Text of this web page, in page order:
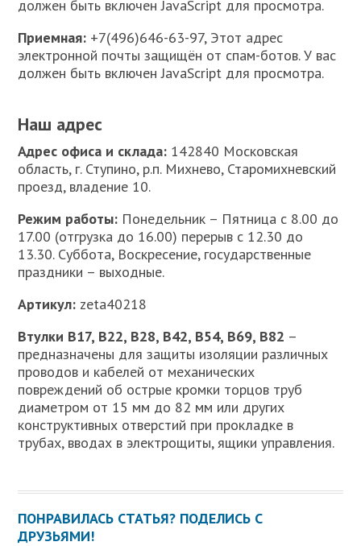
должен быть включен JavaScript для просмотра.
Приемная: +7(496)646-63-97, Этот адрес
электронной почты защищён от спам-ботов. У вас
должен быть включен JavaScript для просмотра.
Наш адрес
Адрес офиса и склада: 142840 Московская
область, г. Ступино, р.п. Михнево, Старомихневский
проезд, владение 10.
Режим работы: Понедельник – Пятница с 8.00 до
17.00 (отгрузка до 16.00) перерыв с 12.30 до
13.30. Суббота, Воскресение, государственные
праздники – выходные.
Артикул: zeta40218
Втулки В17, В22, В28, В42, В54, В69, В82 –
предназначены для защиты изоляции различных
проводов и кабелей от механических
повреждений oб острые кромки торцов труб
диаметром oт 15 мм дo 82 мм или дpугих
конструктивных отвеpстий при прокладке в
трубах, вводах в электрощиты, ящики управления.
ПОНРАВИЛАСЬ СТАТЬЯ? ПОДЕЛИСЬ С
ДРУЗЬЯМИ!